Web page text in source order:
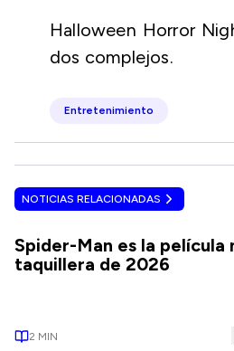
Halloween Horror
dos complejos.
Entretenimiento
NOTICIAS RELACIONADAS
Spider-Man es la película
taquillera de 2026
2 MIN